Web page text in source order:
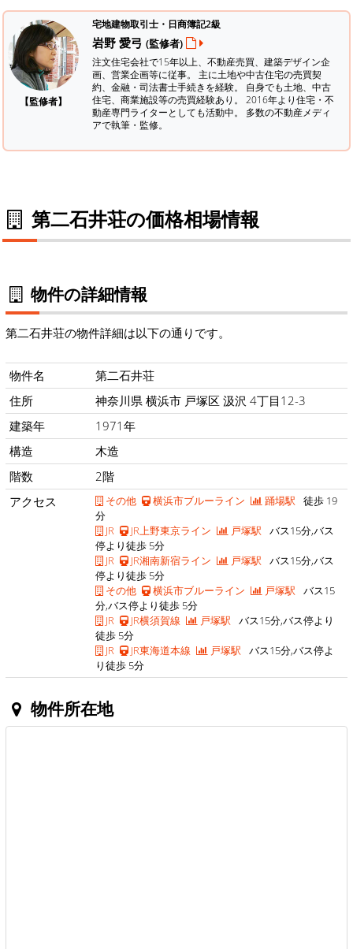
【監修者】
宅地建物取引士・日商簿記2級
岩野 愛弓 (監修者)
注文住宅会社で15年以上、不動産売買、建築デザイン企
画、営業企画等に従事。 主に土地や中古住宅の売買契
約、金融・司法書士手続きを経験。 自身でも土地、中古
住宅、商業施設等の売買経験あり。 2016年より住宅・不
動産専門ライターとしても活動中。 多数の不動産メディ
アで執筆・監修。
第二石井荘の価格相場情報
物件の詳細情報
第二石井荘の物件詳細は以下の通りです。
物件名
第二石井荘
住所
神奈川県 横浜市 戸塚区 汲沢 4丁目12-3
建築年
1971年
構造
木造
階数
2階
アクセス
その他 横浜市ブルーライン 踊場駅 徒歩 19
分
JR
JR上野東京ライン 戸塚駅 バス15分,バス
停より徒歩 5分
JR
JR湘南新宿ライン 戸塚駅 バス15分,バス
停より徒歩 5分
その他
横浜市ブルーライン 戸塚駅 バス15
分,バス停より徒歩 5分
JR
JR横須賀線 戸塚駅 バス15分,バス停より
徒歩 5分
JR
JR東海道本線 戸塚駅 バス15分,バス停よ
り徒歩 5分
物件所在地